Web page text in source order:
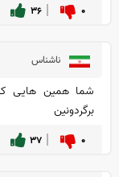
۰ ۳۶
ناشناس
شما همین هایی که
برگردونین
۰ ۳۷